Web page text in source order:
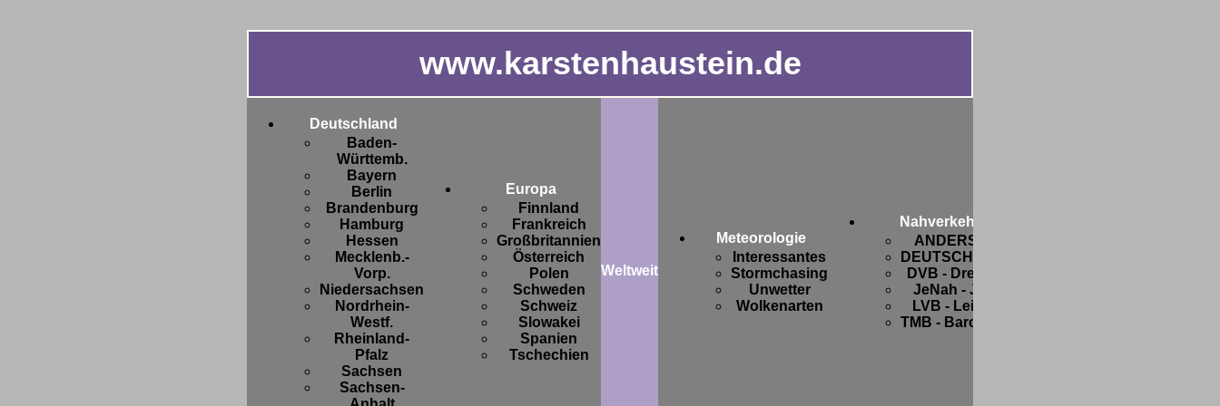
www.karstenhaustein.de
Deutschland
Baden-
Württemb.
Bayern
Berlin
Brandenburg
Hamburg
Hessen
Mecklenb.-
Vorp.
Niedersachsen
Nordrhein-
Westf.
Rheinland-
Pfalz
Sachsen
Sachsen-
Europa
Finnland
Frankreich
Großbritannien
Österreich
Polen
Schweden
Schweiz
Slowakei
Spanien
Tschechien
Weltweit
Meteorologie
Interessantes
Stormchasing
Unwetter
Wolkenarten
Nahverkehr
ANDERSWO
DEUTSCHLAND
DVB - Dresden
JeNah - Jena
LVB - Leipzig
TMB - Barcelona